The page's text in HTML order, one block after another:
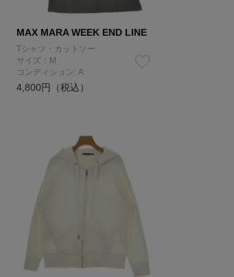
MAX MARA WEEK END LINE
Tシャツ・カットソー
サイズ：M
コンディション: A
4,800円（税込）